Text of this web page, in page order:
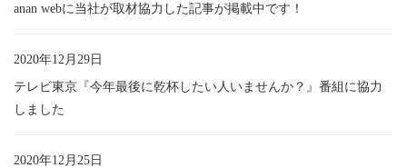
anan webに当社が取材協力した記事が掲載中です！
2020年12月29日
テレビ東京『今年最後に乾杯したい人いませんか？』番組に協力
しました
2020年12月25日